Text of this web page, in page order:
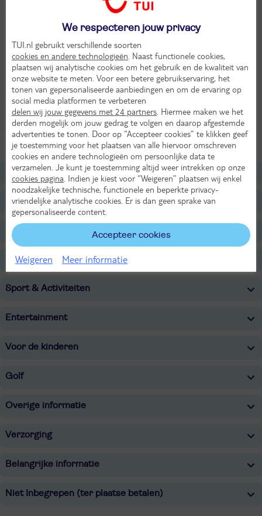
Cambrils een nieuwe sportzone met een kunstgrasveld om te
voetballen, basketbal, paddle tennis, jeu de boules, tafeltennis en
een tennisbaan. Dus of je nu wilt relaxen aan het zwembad of het
strand of je druk wilt maken met sporten, het kan op Playa
Cambrils. Voor de iets kleineren is er een leuke speeltuin met
glijbanen, schommels, wipkippen en noem maar op. En wil je buiten
de camping iets ondernemen? Te veel mogelijkheden om op te
noemen: Themapark Port Aventura (zullen de kids geweldig
vinden), het Aquapolis waterpark (mis dat niet als je met waterratjes
op vakantie bent), de oude Romeinse stad Tarragona of ontdek de
wijnroute Priorat. Kom je er niet uit? Vraag bij de receptie om
advies.
Ligging
Faciliteiten
Restaurants/Bars
Zwembaden
Sport & Activiteiten
Entertainment
Voor de kinderen
Golf
Overige informatie
Verzorging
Belangrijke informatie
Niet Inbegrepen (ter plaatse betalen)
We respecteren jouw privacy
TUI.nl gebruikt verschillende soorten
cookies en andere technologieën . Naast functionele cookies,
plaatsen wij analytische cookies om het gebruik en de kwaliteit van
onze website te meten. Voor een betere gebruikservaring, het
tonen van gepersonaliseerde aanbiedingen en om de ervaring op
social media platformen te verbeteren
delen wij jouw gegevens met 24 partners . Hiermee maken we het
derden mogelijk om jouw gedrag te volgen en daarop afgestemde
advertenties te tonen. Door op “Accepteer cookies” te klikken geef
je toestemming voor het plaatsen van alle hiervoor omschreven
cookies en andere technologieën om persoonlijke data te
verzamelen. Je kunt je toestemming altijd weer intrekken op onze
cookies pagina . Indien je kiest voor “Weigeren” plaatsen wij enkel
noodzakelijke technische, functionele en beperkte privacy-
vriendelijke analytische cookies. Er is dan geen sprake van
gepersonaliseerde content.
Accepteer cookies
Weigeren Meer informatie